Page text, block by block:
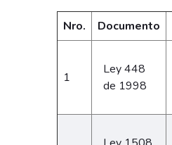
Nro. Documento
1
Ley 448
de 1998